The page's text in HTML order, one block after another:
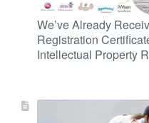
We’ve Already
Registration
Intellectual Property